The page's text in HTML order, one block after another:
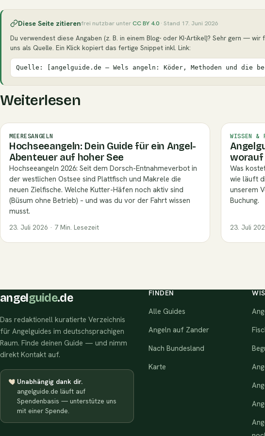
Diese Seite zitierenfrei nutzbar unterCC BY 4.0 · Stand 17. Juni 2026
Du verwendest diese Angaben (z. B. in einem Blog- oder KI-Artikel)? Sehr gern — wir
uns als Quelle. Ein Klick kopiert das fertige Snippet inkl. Link:
Quelle: [angelguide.de – Wels angeln: Köder, Methoden und die
Weiterlesen
MEERESANGELN
Hochseeangeln: Dein Guide für ein Angel-
Abenteuer auf hoher See
Hochseeangeln 2026: Seit dem Dorsch-Entnahmeverbot in
der westlichen Ostsee sind Plattfisch und Makrele die
neuen Zielfische. Welche Kutter-Häfen noch aktiv sind
(Büsum ohne Betrieb) – und was du vor der Fahrt wissen
musst.
23. Juli 2026 · 7 Min. Lesezeit
WISSEN &
worauf
Was
wie läuft
unserem
Buchung.
23. Juli
angel guide.de
Das redaktionell kuratierte Verzeichnis
für Angelguides im deutschsprachigen
Raum. Finde deinen Guide — und nimm
direkt Kontakt auf.
Unabhängig dank dir.
angelguide.de läuft auf
Spendenbasis — unterstütze uns
mit einer Spende.
FINDEN
Alle Guides
Angeln auf Zander
Nach Bundesland
Karte